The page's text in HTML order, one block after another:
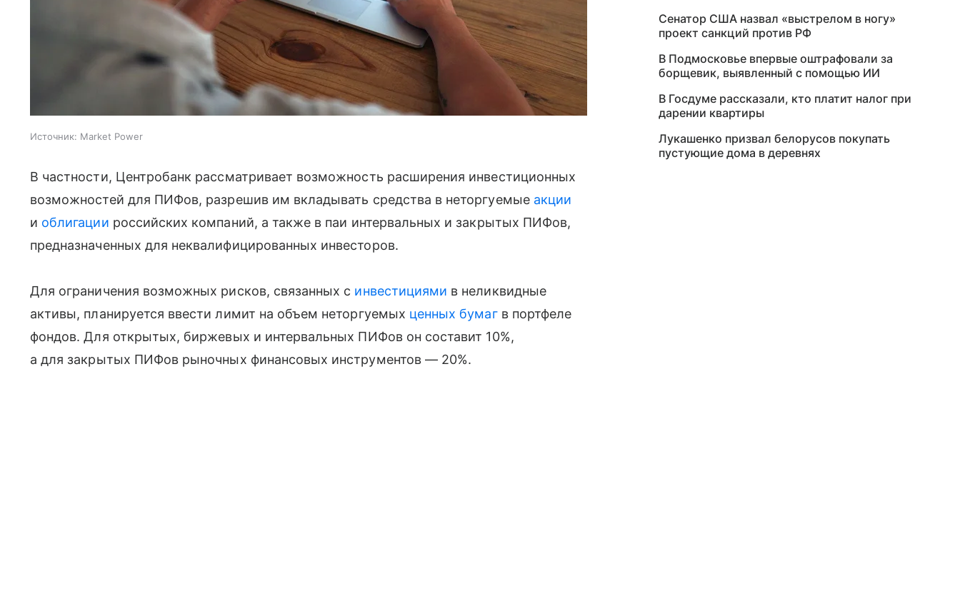
Источник: Market Power
В частности, Центробанк рассматривает возможность расширения инвестиционных
возможностей для ПИФов, разрешив им вкладывать средства в неторгуемые акции
и облигации российских компаний, а также в паи интервальных и закрытых ПИФов,
предназначенных для неквалифицированных инвесторов.
Для ограничения возможных рисков, связанных с инвестициями в неликвидные
активы, планируется ввести лимит на объем неторгуемых ценных бумагв портфеле
фондов. Для открытых, биржевых и интервальных ПИФов он составит 10%,
а для закрытых ПИФов рыночных финансовых инструментов — 20%.
Сенатор США назвал «выстрелом в ногу»
проект санкций против РФ
В Подмосковье впервые оштрафовали за
борщевик, выявленный с помощью ИИ
В Госдуме рассказали, кто платит налог при
дарении квартиры
Лукашенко призвал белорусов покупать
пустующие дома в деревнях